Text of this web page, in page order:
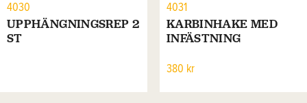
4030
UPPHÄNGNINGSREP 2
ST
4031
KARBINHAKE MED
INFÄSTNING
380 kr